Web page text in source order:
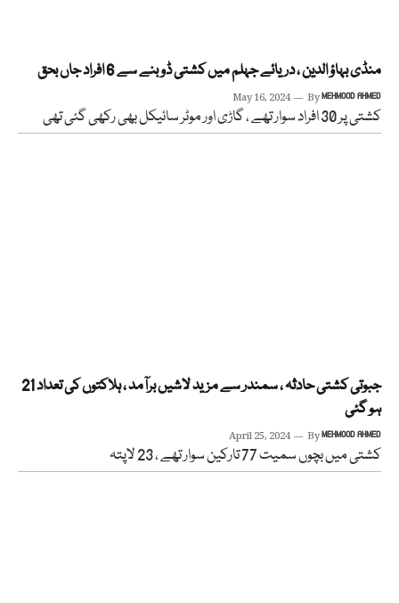
منڈی بہاؤ الدین ، دریائے جہلم میں کشتی ڈوبنے سے 6 افراد جاں بحق
May 16, 2024 ByMEHMOOD AHMED
کشتی پر 30 افراد سوار تھے ، گاڑی اور موٹر سائیکل بھی رکھی گئی تھی
جبوتی کشتی حادثہ ، سمندر سے مزید لاشیں برآمد ، ہلاکتوں کی تعداد 21
ہو گئی
April 25, 2024 ByMEHMOOD AHMED
کشتی میں بچوں سمیت 77 تارکین سوار تھے ، 23 لاپتہ